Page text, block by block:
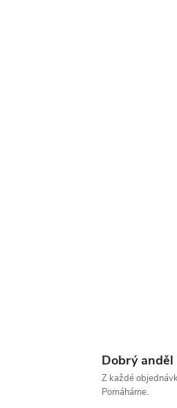
Dobrý anděl
Z každé
Pomáháme.